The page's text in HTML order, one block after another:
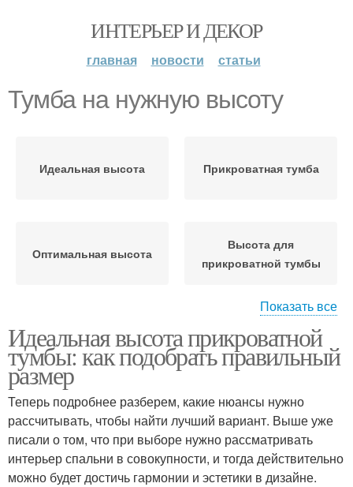
ИНТЕРЬЕР И ДЕКОР
главная новости статьи
Тумба на нужную высоту
Идеальная высота Прикроватная тумба
Оптимальная высота
Высота для
прикроватной тумбы
определенного
человека
Тумба на любой
Тумба с учетом Прикроватные тумбы
Показать все
Идеальная высота прикроватной
тумбы: как подобрать правильный
размер
Теперь подробнее разберем, какие нюансы нужно
рассчитывать, чтобы найти лучший вариант. Выше уже
писали о том, что при выборе нужно рассматривать
интерьер спальни в совокупности, и тогда действительно
можно будет достичь гармонии и эстетики в дизайне.